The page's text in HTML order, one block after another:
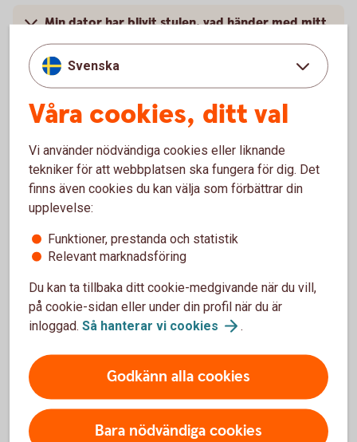
Min dator har blivit stulen, vad händer med mitt
BankID?
Min dator är trasig och ska på service, vad
händer med mitt BankID?
Hur säkert är BankID på fil?
Hur kan jag säkert logga ut när jag har använt
BankID?
Kan det finnas kvar information på datorn om
ärenden jag utfört med mitt BankID?
Kontakta BankID support
Vid frågor om BankID, kontakta BankID support
:
010-49 49 188
Svenska
Våra cookies, ditt val
Vi använder nödvändiga cookies eller liknande
tekniker för att webbplatsen ska fungera för dig. Det
finns även cookies du kan välja som förbättrar din
upplevelse:
Funktioner, prestanda och statistik
Relevant marknadsföring
Du kan ta tillbaka ditt cookie-medgivande när du vill,
på cookie-sidan eller under din profil när du är
inloggad. Så hanterar vi cookies .
Godkänn alla cookies
Bara nödvändiga cookies